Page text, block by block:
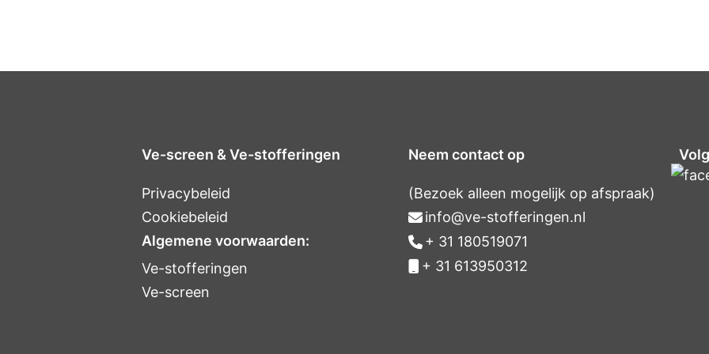
Ve-screen & Ve-stofferingen
Privacybeleid
Cookiebeleid
Algemene voorwaarden:
Ve-stofferingen
Ve-screen
Neem contact op
(Bezoek alleen mogelijk op afspraak)
info@ve-stofferingen.nl
+ 31 180519071
+ 31 613950312